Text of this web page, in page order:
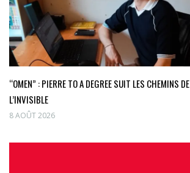
“OMEN” : PIERRE TO A DEGREE SUIT LES CHEMINS DE
L’INVISIBLE
8 AOÛT 2026